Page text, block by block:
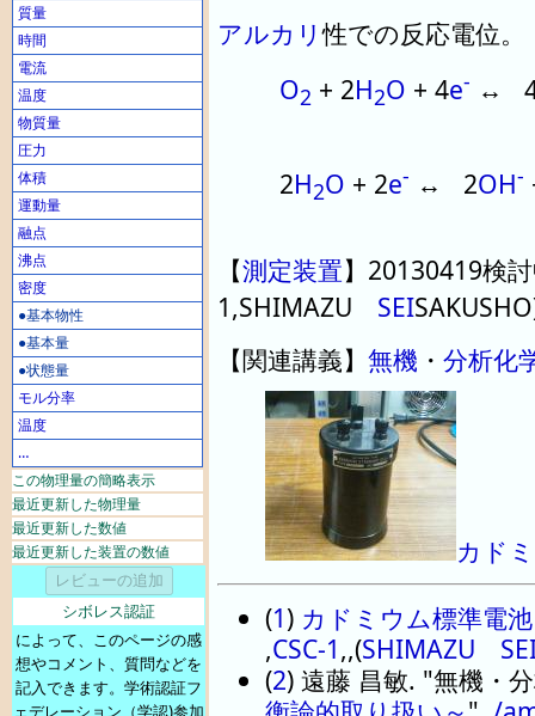
質量
時間
電流
温度
物質量
圧力
体積
運動量
融点
沸点
密度
●基本物性
●基本量
●状態量
モル分率
温度
…
この物理量の簡略表示
最近更新した物理量
最近更新した数値
最近更新した装置の数値
シボレス認証
によって、このページの感
想やコメント、質問などを
記入できます。学術認証フ
ェデレーション（学認)参加
アルカリ性での反応電位。
O2 + 2H2O + 4e- ↔
2H2O + 2e- ↔ 2OH-
【測定装置】 20130419検
1,SHIMAZU SEISAKUSHO
【関連講義】 無機 ・ 分析化
カド
(1) カドミウム標準電池
,CSC-1,,(SHIMAZU
(2) 遠藤 昌敏. 無機・